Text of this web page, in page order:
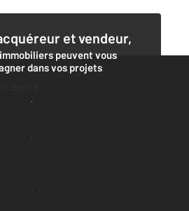
et vendeur,
peuvent vous
dans vos projets
l'agence
une estimation
biens
à mon compte